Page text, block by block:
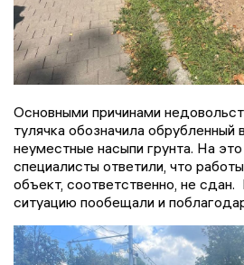
Основными причинами
тулячка обозначила
неуместные насыпи грунта. На
специалисты ответили, что
объект, соответственно, не сдан.
ситуацию пообещали и